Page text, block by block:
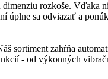
rozkoše. Vďaka
sa odviazať a
sortiment zahŕňa
- od výkonných